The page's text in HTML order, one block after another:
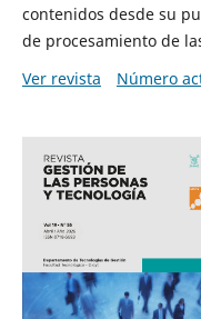
contenidos desde su
de procesamiento de
Ver revista
Número